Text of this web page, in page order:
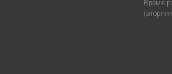
Время